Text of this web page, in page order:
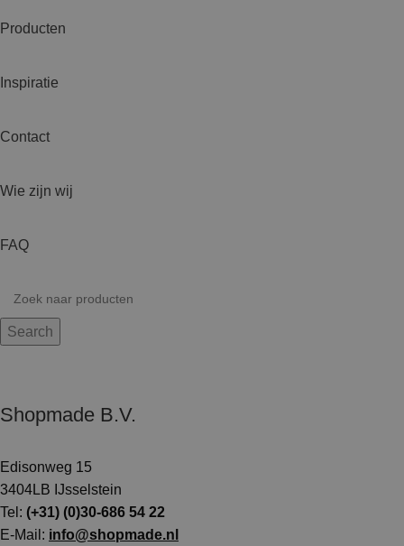
Producten
Inspiratie
Contact
Wie zijn wij
FAQ
Search
Shopmade B.V.
Edisonweg 15
3404LB IJsselstein
Tel: (+31) (0)30-686 54 22
E-Mail: info@shopmade.nl